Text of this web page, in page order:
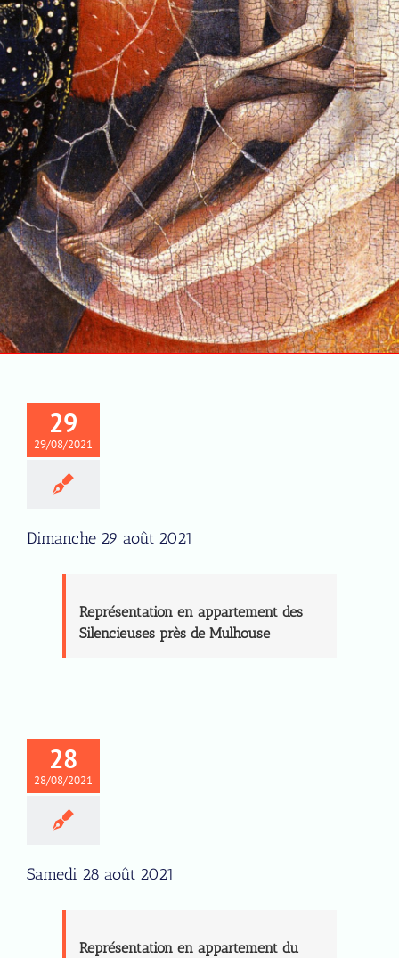
29
29/08/2021
Dimanche 29 août 2021
Représentation en appartement des
Silencieuses près de Mulhouse
28
28/08/2021
Samedi 28 août 2021
Représentation en appartement du